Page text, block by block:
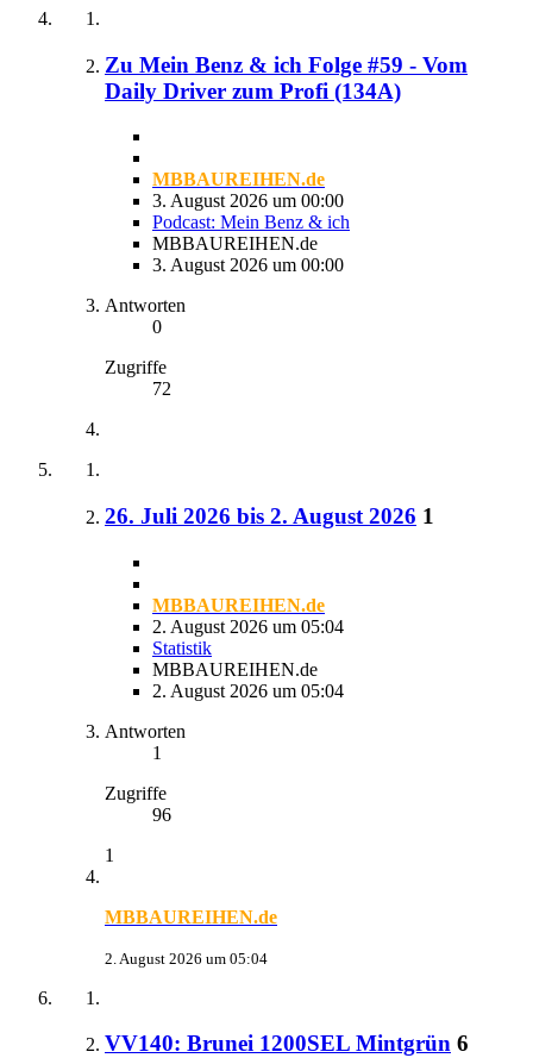
Zu Mein Benz & ich Folge #59 - Vom
Daily Driver zum Profi (134A)
MBBAUREIHEN.de
3. August 2026 um 00:00
Podcast: Mein Benz & ich
MBBAUREIHEN.de
3. August 2026 um 00:00
Antworten
0
Zugriffe
72
26. Juli 2026 bis 2. August 2026 1
MBBAUREIHEN.de
2. August 2026 um 05:04
Statistik
MBBAUREIHEN.de
2. August 2026 um 05:04
Antworten
1
Zugriffe
96
1
MBBAUREIHEN.de
2. August 2026 um 05:04
VV140: Brunei 1200SEL Mintgrün 6